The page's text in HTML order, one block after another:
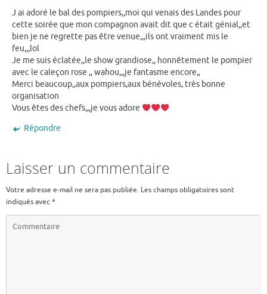
J ai adoré le bal des pompiers,,moi qui venais des Landes pour
cette soirée que mon compagnon avait dit que c était génial,,et
bien je ne regrette pas être venue,,,ils ont vraiment mis le
feu,,,lol
Je me suis éclatée,,le show grandiose,, honnêtement le pompier
avec le caleçon rose ,, wahou,,,je fantasme encore,,
Merci beaucoup,,aux pompiers,aux bénévoles, très bonne
organisation
Vous êtes des chefs,,,je vous adore
Répondre
Laisser un commentaire
Votre adresse e-mail ne sera pas publiée. Les champs obligatoires sont
indiqués avec*